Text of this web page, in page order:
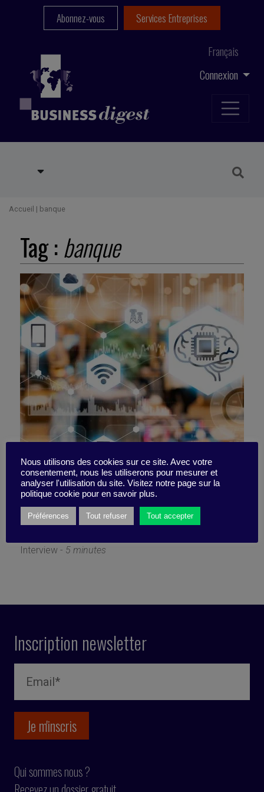
Connexion
Français
Abonnez-vous Services Entreprises
Accueil | banque
Tag :banque
3 leaders mondiaux à la
pointe de l’IA
Interview - 5 minutes
Inscription newsletter
Qui sommes nous ?
Nous utilisons des cookies sur ce site. Avec votre
consentement, nous les utiliserons pour mesurer et
analyser l'utilisation du site. Visitez notre page sur la
politique cookie pour en savoir plus.
Préférences Tout refuser Tout accepter